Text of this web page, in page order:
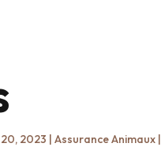
2023 | Assurance Animaux|